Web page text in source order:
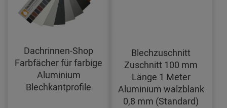
Dachrinnen-Shop
Farbfächer für farbige
Aluminium
Blechkantprofile
Blechzuschnitt
Zuschnitt 100 mm
Länge 1 Meter
Aluminium walzblank
0,8 mm (Standard)